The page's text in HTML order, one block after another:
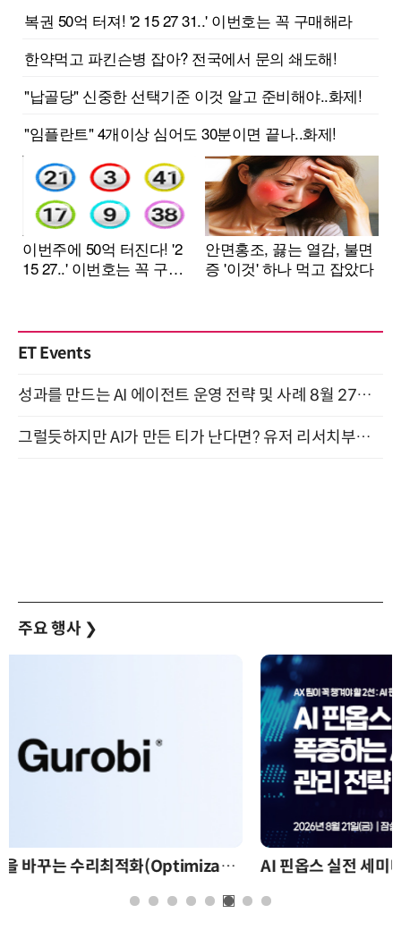
ET Events
성과를 만드는 AI 에이전트 운영 전략 및 사례 8월 27일 개최
그럴듯하지만 AI가 만든 티가 난다면? 유저 리서치부터 배포까지! (9/15)
주요 행사 ❯
AI 핀옵스 실전 세미나: 폭증하는 AI 토큰 비용 관리 전략